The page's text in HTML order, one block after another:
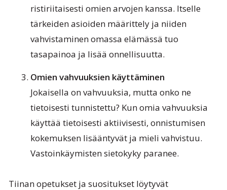
ristiriitaisesti omien arvojen kanssa. Itselle
tärkeiden asioiden määrittely ja niiden
vahvistaminen omassa elämässä tuo
tasapainoa ja lisää onnellisuutta.
Omien vahvuuksien käyttäminen
Jokaisella on vahvuuksia, mutta onko ne
tietoisesti tunnistettu? Kun omia vahvuuksia
käyttää tietoisesti aktiivisesti, onnistumisen
kokemuksen lisääntyvät ja mieli vahvistuu.
Vastoinkäymisten sietokyky paranee.
Tiinan opetukset ja suositukset löytyvät